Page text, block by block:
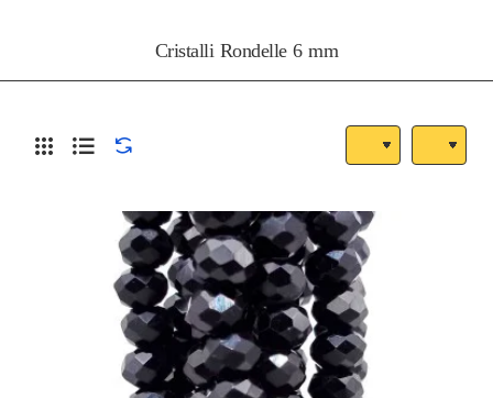
Cristalli Rondelle 6 mm